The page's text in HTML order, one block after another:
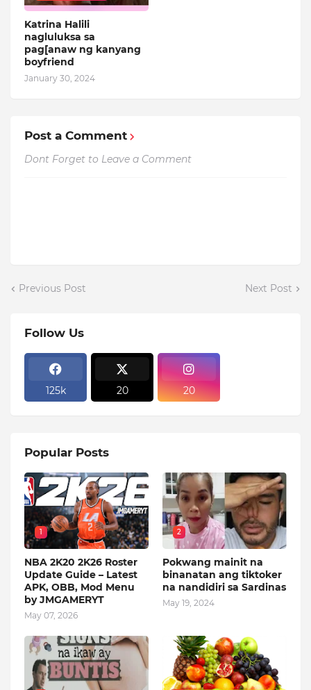
Katrina Halili
nagluluksa sa
pag[anaw ng kanyang
boyfriend
January 30, 2024
Post a Comment
Dont Forget to Leave a Comment
Previous Post Next Post
Follow Us
125k 20 20
Popular Posts
1
NBA 2K20 2K26 Roster
Update Guide – Latest
APK, OBB, Mod Menu
by JMGAMERYT
May 07, 2026
2
Pokwang mainit na
binanatan ang tiktoker
na nandidiri sa Sardinas
May 19, 2024